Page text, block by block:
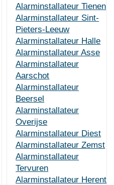
Alarminstallateur Tienen
Alarminstallateur Sint-
Pieters-Leeuw
Alarminstallateur Halle
Alarminstallateur Asse
Alarminstallateur
Aarschot
Alarminstallateur
Beersel
Alarminstallateur
Overijse
Alarminstallateur Diest
Alarminstallateur Zemst
Alarminstallateur
Tervuren
Alarminstallateur Herent